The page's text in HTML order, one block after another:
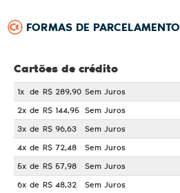
FORMAS DE PARCELAMENTO
Cartões de crédito
1x de R$ 289,90 Sem Juros
2x de R$ 144,95 Sem Juros
3x de R$ 96,63 Sem Juros
4x de R$ 72,48 Sem Juros
5x de R$ 57,98 Sem Juros
6x de R$ 48,32 Sem Juros